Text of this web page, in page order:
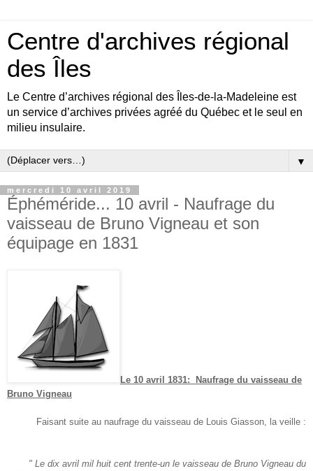
Centre d'archives régional
des Îles
Le Centre d’archives régional des Îles-de-la-Madeleine est
un service d’archives privées agréé du Québec et le seul en
milieu insulaire.
▼
mercredi 10 avril 2019
Éphéméride... 10 avril - Naufrage du
vaisseau de Bruno Vigneau et son
équipage en 1831
Le 10 avril 1831: Naufrage du vaisseau de
Bruno Vigneau
Faisant suite au naufrage du vaisseau de Louis Giasson, la veille :
" Le dix avril mil huit cent trente-un le vaisseau de Bruno Vigneau du